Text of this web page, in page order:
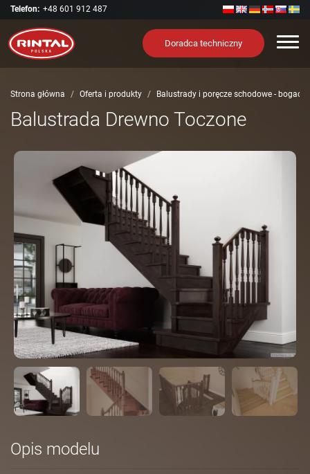
Telefon: +48 601 912 487
Doradca techniczny
Strona główna Oferta i produkty Balustrady i poręcze schodowe -
Balustrada Drewno Toczone
Opis modelu